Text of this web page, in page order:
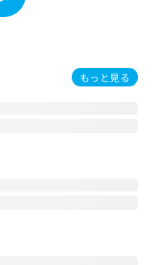
もっと見る